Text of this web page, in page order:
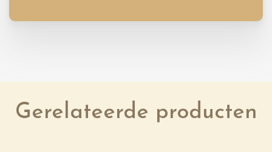
Gerelateerde producten